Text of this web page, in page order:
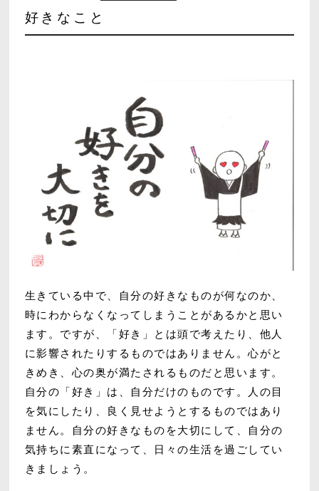
好きなこと
生きている中で、自分の好きなものが何なのか、
時にわからなくなってしまうことがあるかと思い
ます。ですが、「好き」とは頭で考えたり、他人
に影響されたりするものではありません。心がと
きめき、心の奥が満たされるものだと思います。
自分の「好き」は、自分だけのものです。人の目
を気にしたり、良く見せようとするものではあり
ません。自分の好きなものを大切にして、自分の
気持ちに素直になって、日々の生活を過ごしてい
きましょう。